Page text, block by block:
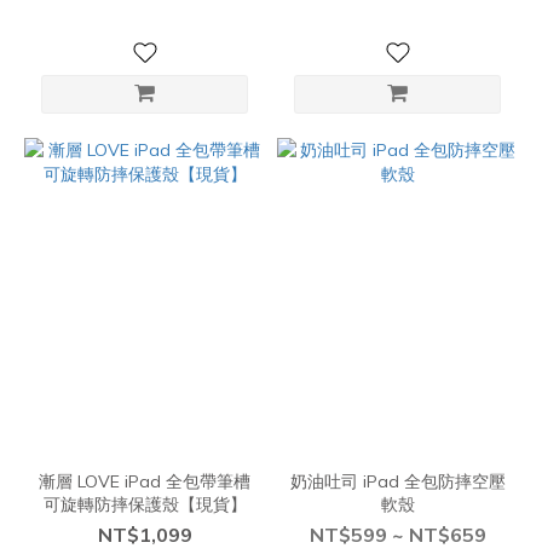
漸層 LOVE iPad 全包帶筆槽
可旋轉防摔保護殼【現貨】
NT$1,099
奶油吐司 iPad 全包防摔空壓
軟殼
NT$599 ~ NT$659